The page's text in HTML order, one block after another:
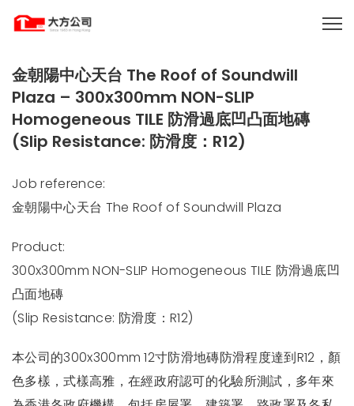
金朝陽中心天台 The Roof of Soundwill
Plaza – 300x300mm NON-SLIP
Homogeneous TILE 防滑過底凹凸面地磚
(Slip Resistance: 防滑度：R12)
Job reference:
金朝陽中心天台 The Roof of Soundwill Plaza
Product:
300x300mm NON-SLIP Homogeneous TILE 防滑過底凹
凸面地磚
(Slip Resistance: 防滑度：R12)
本公司的300x300mm 12寸防滑地磚防滑程度達到R12，顏
色多樣，式樣高雅，在經政府認可的化驗所測試，多年來